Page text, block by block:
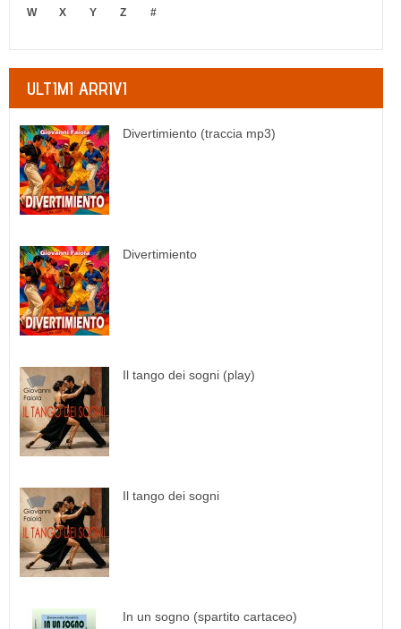
W
X Y Z #
ULTIMI ARRIVI
Divertimiento (traccia mp3)
Divertimiento
Il tango dei sogni (play)
Il tango dei sogni
In un sogno (spartito cartaceo)